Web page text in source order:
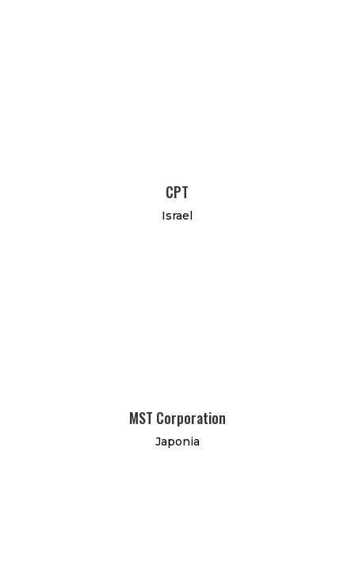
CPT
Israel
MST Corporation
Japonia